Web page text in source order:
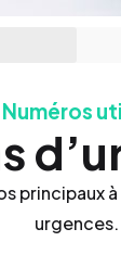
Numéros
principaux
urgences.